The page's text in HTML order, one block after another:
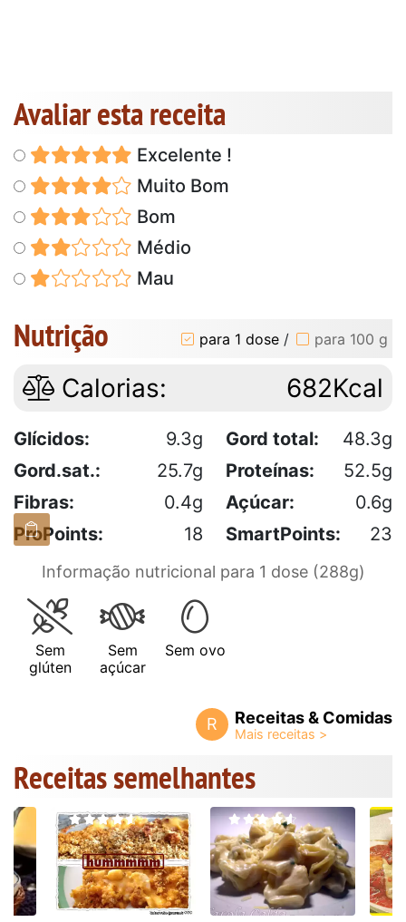
Avaliar esta receita
Excelente !
Muito Bom
Bom
Médio
Mau
Nutrição para 1 dose / para 100 g
Calorias: 682Kcal
Glícidos: 9.3g Gord total:
48.3g
Gord.sat.:
25.7g Proteínas:
52.5g
Fibras:
0.4g Açúcar:
0.6g
ProPoints:
18 SmartPoints: 23
Informação nutricional para 1 dose (288g)
Sem
glúten
Sem
açúcar
Sem ovo
R Receitas & Comidas
Receitas semelhantes